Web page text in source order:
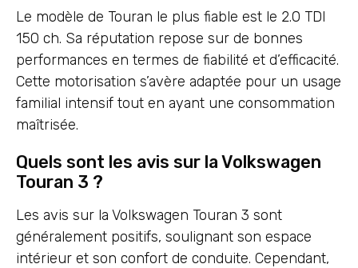
Le modèle de Touran le plus fiable est le 2.0 TDI
150 ch. Sa réputation repose sur de bonnes
performances en termes de fiabilité et d’efficacité.
Cette motorisation s’avère adaptée pour un usage
familial intensif tout en ayant une consommation
maîtrisée.
Quels sont les avis sur la Volkswagen
Touran 3 ?
Les avis sur la Volkswagen Touran 3 sont
généralement positifs, soulignant son espace
intérieur et son confort de conduite. Cependant,